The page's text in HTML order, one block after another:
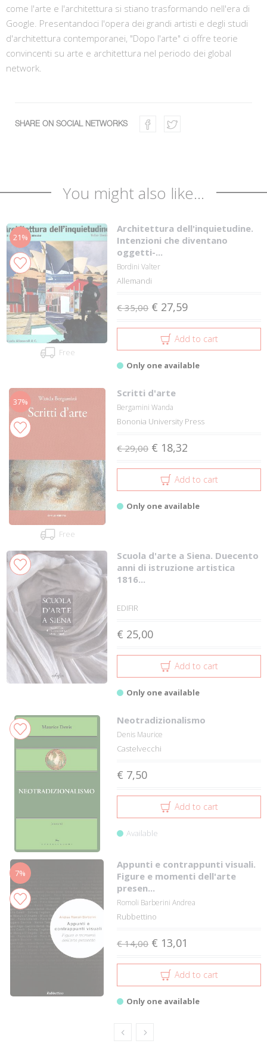
come l'arte e l'architettura si stiano trasformando nell'era di
Google. Presentandoci l'opera dei grandi artisti e degli studi
d'architettura contemporanei, "Dopo l'arte" ci offre teorie
convincenti su arte e architettura nel periodo dei global
network.
SHARE ON SOCIAL NETWORKS
You might also like...
21%
Free
Architettura dell'inquietudine.
Intenzioni che diventano
oggetti-...
Bordini Valter
Allemandi
€ 35,00 € 27,59
Add to cart
Only one available
37%
Free
Scritti d'arte
Bergamini Wanda
Bononia University Press
€ 29,00 € 18,32
Add to cart
Only one available
Scuola d'arte a Siena. Duecento
anni di istruzione artistica
1816...
EDIFIR
€ 25,00
Add to cart
Only one available
Neotradizionalismo
Denis Maurice
Castelvecchi
€ 7,50
Add to cart
Available
7%
Appunti e contrappunti visuali.
Figure e momenti dell'arte
presen...
Romoli Barberini Andrea
Rubbettino
€ 14,00 € 13,01
Add to cart
Only one available